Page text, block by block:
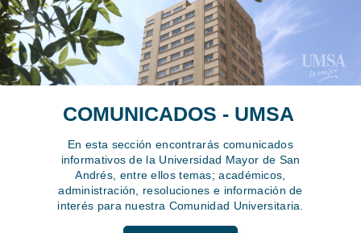
COMUNICADOS - UMSA
En esta sección encontrarás comunicados
informativos de la Universidad Mayor de San
Andrés, entre ellos temas; académicos,
administración, resoluciones e información de
interés para nuestra Comunidad Universitaria.